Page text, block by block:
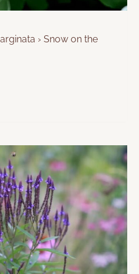
› Snow on the